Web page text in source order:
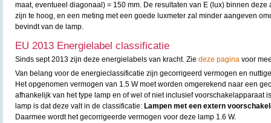
maat, eventueel diagonaal) = 150 mm. De resultaten van E (lux) binnen
zijn te hoog, en een meting met een goede luxmeter zal minder aangeven
bevindt van de lamp.
EU 2013 Energielabel classificatie
Sinds sept 2013 zijn deze energielabels van kracht. Zie deze pagina voor
Van belang voor de energieclassificatie zijn gecorrigeerd vermogen en
Het opgenomen vermogen van 1.5 W moet worden omgerekend naar een
afhankelijk van het type lamp en of wel of niet inclusief voorschakelapparaat
lamp is dat deze valt in de classificatie: Lampen met een extern
Daarmee wordt het gecorrigeerde vermogen voor deze lamp 1.6 W.